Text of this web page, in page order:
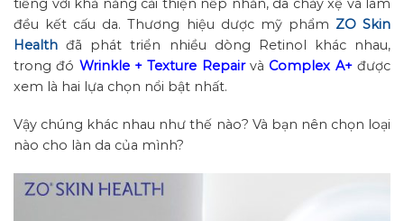
tiếng với khả năng cải thiện nếp nhăn, da chảy xệ và làm
đều kết cấu da. Thương hiệu dược mỹ phẩm ZO Skin
Health đã phát triển nhiều dòng Retinol khác nhau,
trong đó Wrinkle + Texture Repairvà Complex A+được
xem là hai lựa chọn nổi bật nhất.
Vậy chúng khác nhau như thế nào? Và bạn nên chọn loại
nào cho làn da của mình?